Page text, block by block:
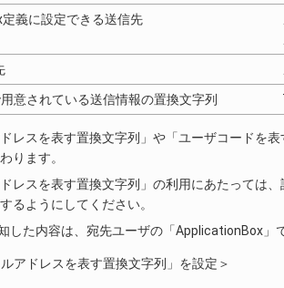
定義に設定できる送信先
意されている送信情報の置換文字列
ドレスを表す置換文字列」や「ユーザコードを
ります。
ドレスを表す置換文字列」の利用にあたっては
るようにしてください。
した内容は、宛先ユーザの「ApplicationBox」
アドレスを表す置換文字列」を設定＞